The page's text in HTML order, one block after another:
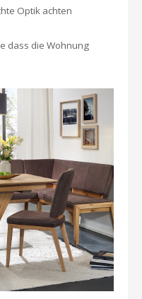
Optik achten
dass die Wohnung